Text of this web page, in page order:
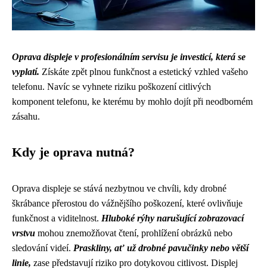
Oprava displeje v profesionálním servisu je investicí, která se
vyplatí. Získáte zpět plnou funkčnost a estetický vzhled vašeho
telefonu. Navíc se vyhnete riziku poškození citlivých
komponent telefonu, ke kterému by mohlo dojít při neodborném
zásahu.
Kdy je oprava nutná?
Oprava displeje se stává nezbytnou ve chvíli, kdy drobné
škrábance přerostou do vážnějšího poškození, které ovlivňuje
funkčnost a viditelnost. Hluboké rýhy narušující zobrazovací
vrstvu mohou znemožňovat čtení, prohlížení obrázků nebo
sledování videí. Praskliny, ať už drobné pavučinky nebo větší
linie, zase představují riziko pro dotykovou citlivost. Displej